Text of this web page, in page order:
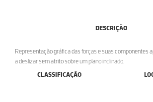
DESCRIÇÃO
Representação gráfica das forças e suas componentes
a deslizar sem atrito sobre um plano inclinado.
CLASSIFICAÇÃO